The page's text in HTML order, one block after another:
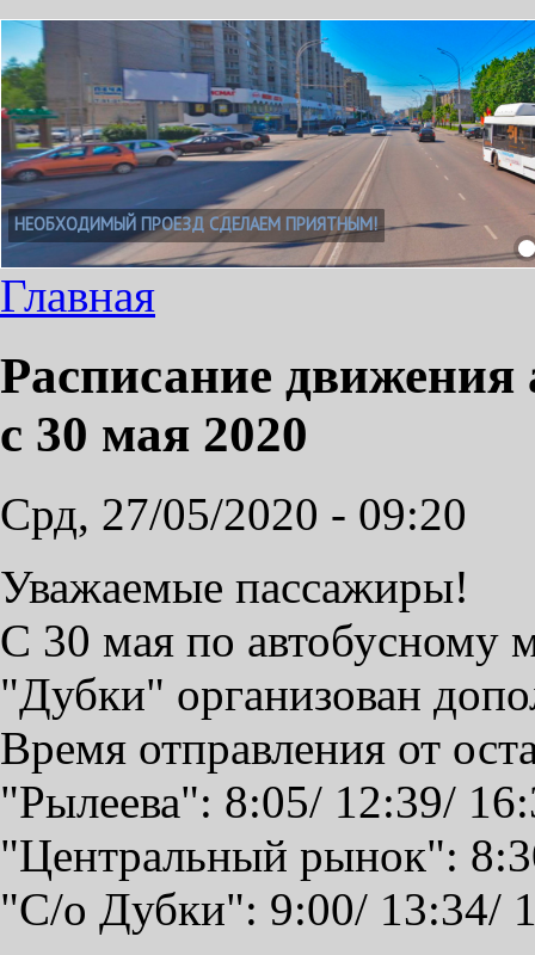
НЕОБХОДИМЫЙ ПРОЕЗД СДЕЛАЕМ ПРИЯТНЫМ!
Главная
Расписание движения
с 30 мая 2020
Срд, 27/05/2020 - 09:20
Уважаемые пассажиры!
С 30 мая по
"Дубки" организован
Время отправления от
"Рылеева": 8:05/ 12:39/
"Центральный рынок":
"С/о Дубки": 9:00/ 13:34/